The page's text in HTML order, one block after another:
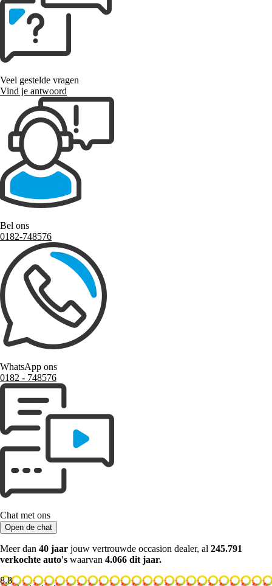
Veel gestelde vragen
Vind je antwoord
Bel ons
0182-748576
WhatsApp ons
0182 ‑ 748576
Chat met ons
Open de chat
Meer dan 40 jaar jouw vertrouwde occasion dealer, al 245.791
verkochte auto's waarvan 4.066 dit jaar.
8.8